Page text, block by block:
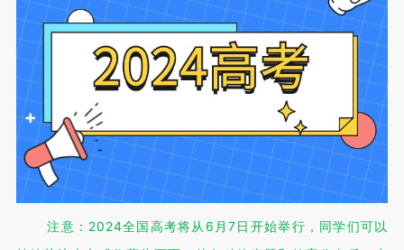
注意：2024全国高考将从6月7日开始举行，同学们可以